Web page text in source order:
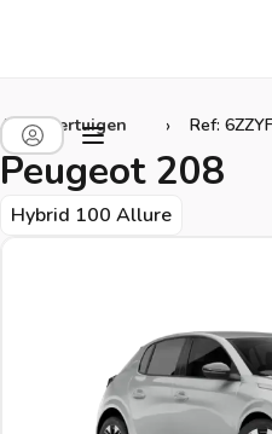
Alle voertuigen › Ref: 6ZZYF
Peugeot 208
Hybrid 100 Allure